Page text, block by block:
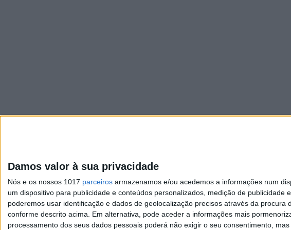
Damos valor à sua privacidade
Nós e os nossos 1017 parceiros armazenamos e/ou acedemos a informações num
um dispositivo para publicidade e conteúdos personalizados, medição de publicidade
poderemos usar identificação e dados de geolocalização precisos através da
conforme descrito acima. Em alternativa, pode aceder a informações mais
processamento dos seus dados pessoais poderá não exigir o seu consentimento,
SITES
Visão